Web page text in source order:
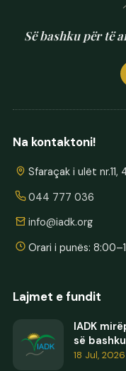
Së bashku për të
Na kontaktoni!
Sfaraçak i ulët
044 777 036
info@iadk.org
Orari i punës:
Lajmet e fundit
IADK
së
18 Jul, 2026